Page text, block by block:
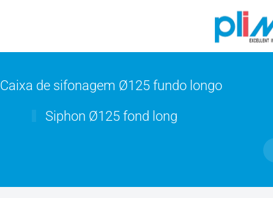
Caixa de sifonagem Ø125 fundo longo
Siphon Ø125 fond long